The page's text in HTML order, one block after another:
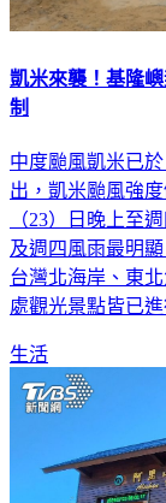
凱米來襲！基隆
制
中度颱風凱米已
出，凱米颱風強
（23）日晚上至
及週四風雨最明
台灣北海岸、東
處觀光景點皆已
生活